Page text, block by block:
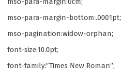
mso-para-margin-bottom:.0001pt;
mso-pagination:widow-orphan;
font-size:10.0pt;
font-family:”Times New Roman”;